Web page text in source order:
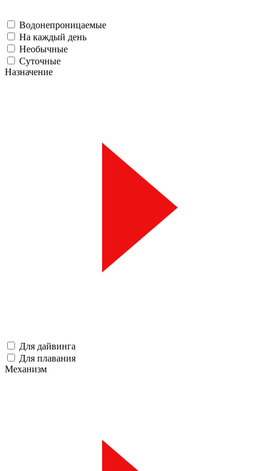
Водонепроницаемые
На каждый день
Необычные
Суточные
Назначение
Для дайвинга
Для плавания
Механизм